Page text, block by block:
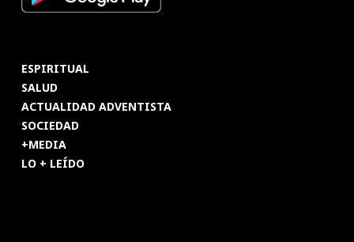
ESPIRITUAL
SALUD
ACTUALIDAD ADVENTISTA
SOCIEDAD
+MEDIA
LO + LEÍDO